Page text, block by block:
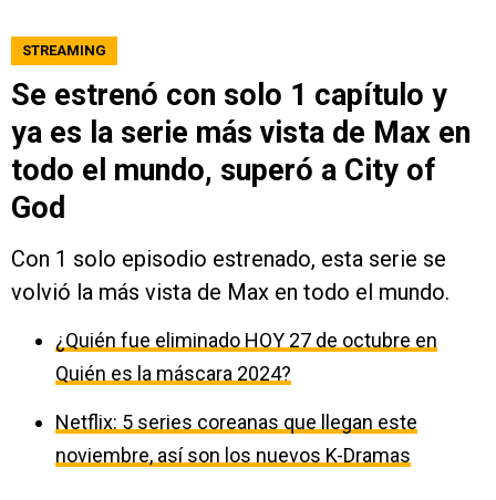
STREAMING
Se estrenó con solo 1 capítulo y
ya es la serie más vista de Max en
todo el mundo, superó a City of
God
Con 1 solo episodio estrenado, esta serie se
volvió la más vista de Max en todo el mundo.
¿Quién fue eliminado HOY 27 de octubre en
Quién es la máscara 2024?
Netflix: 5 series coreanas que llegan este
noviembre, así son los nuevos K-Dramas